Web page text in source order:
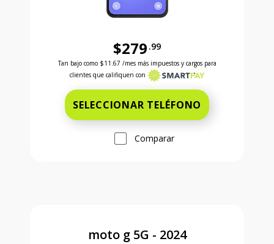
$279 .99
Antes el precio era 279 dollars and 99 cents
Tan bajo como $11.67 /mes más impuestos y cargos para
clientes que califiquen con
SELECCIONAR TELÉFONO
Comparar
moto g 5G - 2024